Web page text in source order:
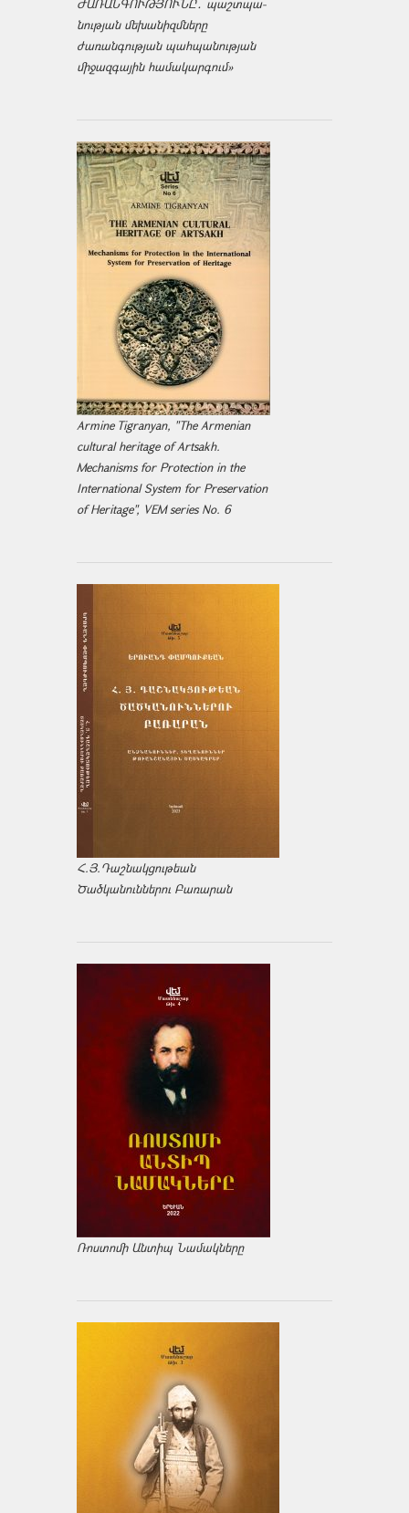
ԺԱՌԱՆԳՈՒԹՅՈՒՆԸ․ պաշտպա­
նության մեխանիզմները
ժառանգության պահպանության
միջազ­գային համակարգում»
Armine Tigranyan, "The Armenian
cultural heritage of Artsakh.
Mechanisms for Protection in the
International System for Preservation
of Heritage", VEM series No. 6
Հ.Յ.Դաշնակցութեան
Ծածկանուններու Բառարան
Ռոստոմի Անտիպ Նամակները